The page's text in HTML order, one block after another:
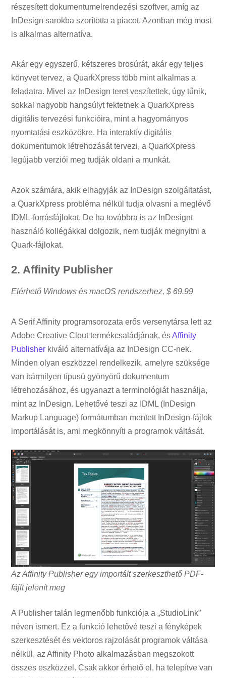
részesített dokumentumelrendezési szoftver, amíg az
InDesign sarokba szorította a piacot. Azonban még most
is alkalmas alternatíva.
Akár egy egyszerű, kétszeres brosúrát, akár egy teljes
könyvet tervez, a QuarkXpress több mint alkalmas a
feladatra. Mivel az InDesign teret veszítettek, úgy tűnik,
sokkal nagyobb hangsúlyt fektetnek a QuarkXpress
digitális tervezési funkcióira, mint a hagyományos
nyomtatási eszközökre. Ha interaktív digitális
dokumentumok létrehozását tervezi, a QuarkXpress
legújabb verziói meg tudják oldani a munkát.
Azok számára, akik elhagyják az InDesign szolgáltatást,
a QuarkXpress probléma nélkül tudja olvasni a meglévő
IDML-forrásfájlokat. De ha továbbra is az InDesignt
használó kollégákkal dolgozik, nem tudják megnyitni a
Quark-fájlokat.
2. Affinity Publisher
Elérhető Windows és macOS rendszerhez,$ 69.99
A Serif Affinity programsorozata erős versenytársa lett az
Adobe Creative Clout termékcsaládjának, ésAffinity
Publisher kiváló alternatívája az InDesign CC-nek.
Minden olyan eszközzel rendelkezik, amelyre szüksége
van bármilyen típusú gyönyörű dokumentum
létrehozásához, és ugyanazt a terminológiát használja,
mint az InDesign. Lehetővé teszi az IDML (InDesign
Markup Language) formátumban mentett InDesign-fájlok
importálását is, ami megkönnyíti a programok váltását.
Az Affinity Publisher egy importált szerkeszthető PDF-
fájlt jelenít meg
A Publisher talán legmenőbb funkciója a „StudioLink”
néven ismert. Ez a funkció lehetővé teszi a fényképek
szerkesztését és vektoros rajzolását programok váltása
nélkül, az Affinity Photo alkalmazásban megszokott
összes eszközzel. Csak akkor érhető el, ha telepítve van